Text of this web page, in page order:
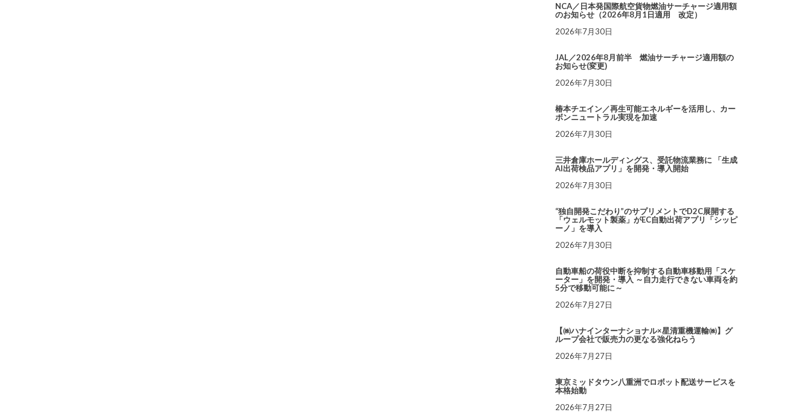
NCA／日本発国際航空貨物燃油サーチャージ適用額
のお知らせ（2026年8月1日適用 改定）
2026年7月30日
JAL／2026年8月前半 燃油サーチャージ適用額の
お知らせ(変更)
2026年7月30日
椿本チエイン／再生可能エネルギーを活用し、カー
ボンニュートラル実現を加速
2026年7月30日
三井倉庫ホールディングス、受託物流業務に 「生成
AI出荷検品アプリ」を開発・導入開始
2026年7月30日
“独自開発こだわり”のサプリメントでD2C展開する
「ウェルモット製薬」がEC自動出荷アプリ「シッピ
ーノ」を導入
2026年7月30日
自動車船の荷役中断を抑制する自動車移動用「スケ
ーター」を開発・導入 ～自力走行できない車両を約
5分で移動可能に～
2026年7月27日
【㈱ハナインターナショナル×星清重機運輸㈱】グ
ループ会社で販売力の更なる強化ねらう
2026年7月27日
東京ミッドタウン八重洲でロボット配送サービスを
本格始動
2026年7月27日